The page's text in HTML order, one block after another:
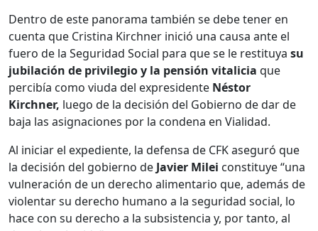
Dentro de este panorama también se debe tener en
cuenta que Cristina Kirchner inició una causa ante el
fuero de la Seguridad Social para que se le restituya su
jubilación de privilegio y la pensión vitalicia que
percibía como viuda del expresidente Néstor
Kirchner, luego de la decisión del Gobierno de dar de
baja las asignaciones por la condena en Vialidad.
Al iniciar el expediente, la defensa de CFK aseguró que
la decisión del gobierno de Javier Milei constituye “una
vulneración de un derecho alimentario que, además de
violentar su derecho humano a la seguridad social, lo
hace con su derecho a la subsistencia y, por tanto, al